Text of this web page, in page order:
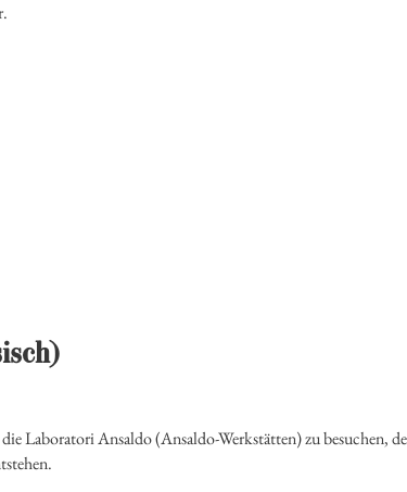
Laboratori Ansaldo (Ansaldo-Werkstätten) zu besuchen,